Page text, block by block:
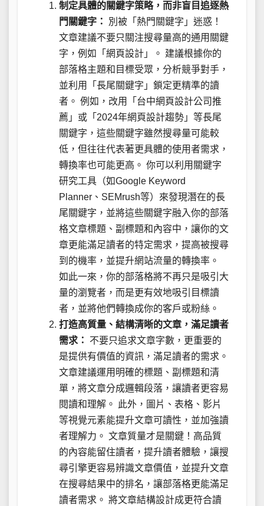
制定具體的關鍵字策略，而非盲目追逐熱
門關鍵字：
別被「熱門關鍵字」迷惑！
文章建議不要只關注搜尋量高的通用關鍵
字，例如「網頁設計」。 建議根據你的
部落格主題和目標受眾，分析競爭對手，
並利用「長尾關鍵字」鎖定更精準的讀
者。 例如，改用「台中網頁設計公司推
薦」或「2024年網頁設計趨勢」等長尾
關鍵字，這些關鍵字雖然搜尋量可能較
低，但往往代表著更具體的使用者需求，
轉換率也可能更高。 你可以利用關鍵字
研究工具（如Google Keyword
Planner、SEMrush等）來發現潛在的長
尾關鍵字，並將這些關鍵字融入你的部落
格文章標題、副標題和內容中，讓你的文
章更能滿足讀者的特定需求，提高被搜尋
到的機率，並提升網站流量的轉換率。
如此一來，你的部落格將不再只是吸引大
量的瀏覽者，而是更有效地吸引目標讀
者，並將他們轉換成你的客戶或粉絲。
打造高質量、結構清晰的文章，滿足讀者
需求：
不要只追求文章字數，更重要的
是提供有價值的資訊，滿足讀者的需求。
文章建議運用明確的標題、副標題和清
單，將文章分成邏輯段落，讓讀者更容易
閱讀和理解。 此外，圖片、表格、影片
等視覺元素能提升文章可讀性，並加強讀
者理解力。 文章質量才是關鍵！高品質
的內容能留住讀者，提升讀者體驗，讓搜
尋引擎更容易辨識文章價值，並提升文章
在搜尋結果中的排名，讓部落格更能滿足
讀者需求。 將文章結構設計成更符合讀